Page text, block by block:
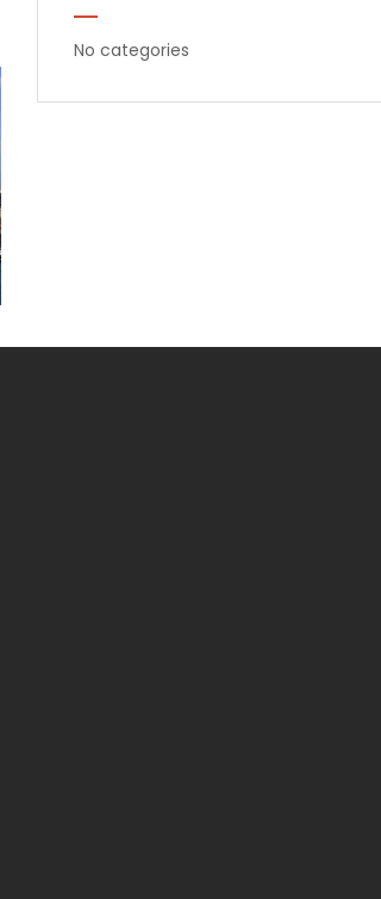
No categories